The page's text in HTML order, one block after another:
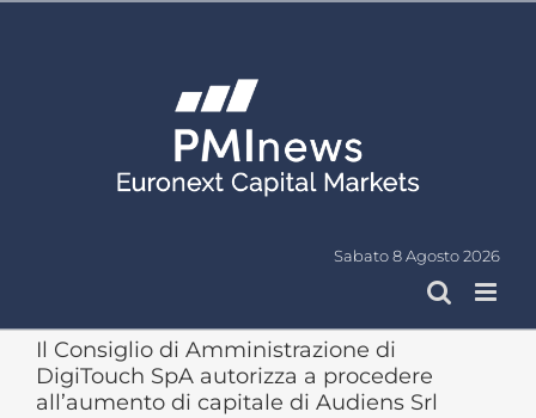
Sabato 8 Agosto 2026
Il Consiglio di Amministrazione di
DigiTouch SpA autorizza a procedere
all’aumento di capitale di Audiens Srl